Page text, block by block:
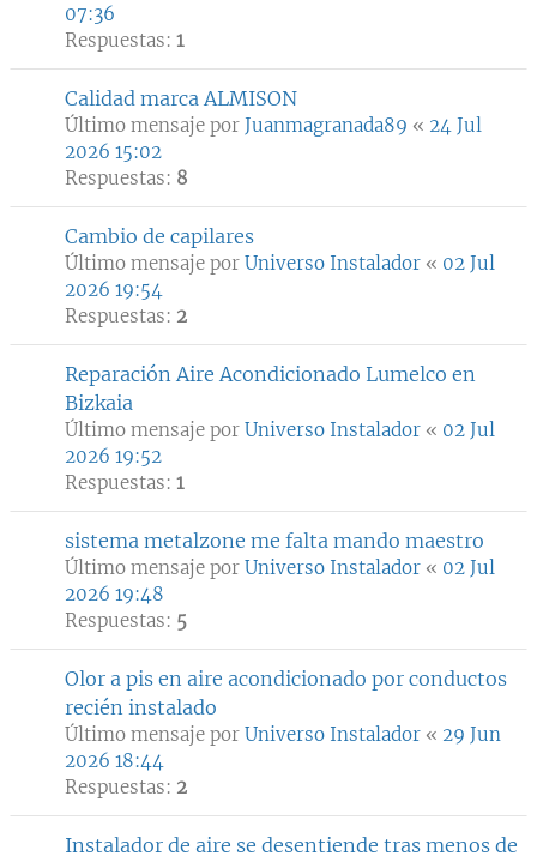
07:36
Respuestas: 1
Calidad marca ALMISON
Último mensaje por Juanmagranada89 « 24 Jul
2026 15:02
Respuestas: 8
Cambio de capilares
Último mensaje por Universo Instalador « 02 Jul
2026 19:54
Respuestas: 2
Reparación Aire Acondicionado Lumelco en
Bizkaia
Último mensaje por Universo Instalador « 02 Jul
2026 19:52
Respuestas: 1
sistema metalzone me falta mando maestro
Último mensaje por Universo Instalador « 02 Jul
2026 19:48
Respuestas: 5
Olor a pis en aire acondicionado por conductos
recién instalado
Último mensaje por Universo Instalador « 29 Jun
2026 18:44
Respuestas: 2
Instalador de aire se desentiende tras menos de